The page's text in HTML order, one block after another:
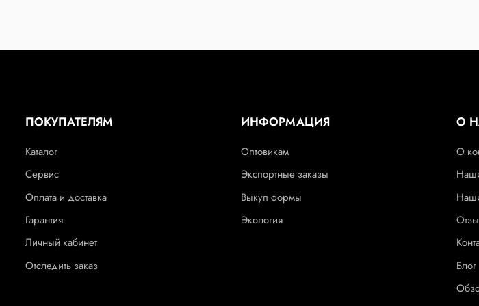
ПОКУПАТЕЛЯМ
Каталог
Сервис
Оплата и доставка
Гарантия
Личный кабинет
Отследить заказ
ИНФОРМАЦИЯ
Оптовикам
Экспортные заказы
Выкуп формы
Экология
О
О
Блог